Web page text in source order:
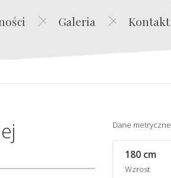
Galeria Kontakt
Dane metryczne
180 cm
Wzrost